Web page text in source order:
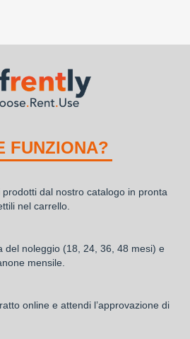
FUNZIONA?
prodotti dal nostro catalogo in pronta
nel carrello.
del noleggio (18, 24, 36, 48 mesi) e
mensile.
online e attendi l’approvazione di